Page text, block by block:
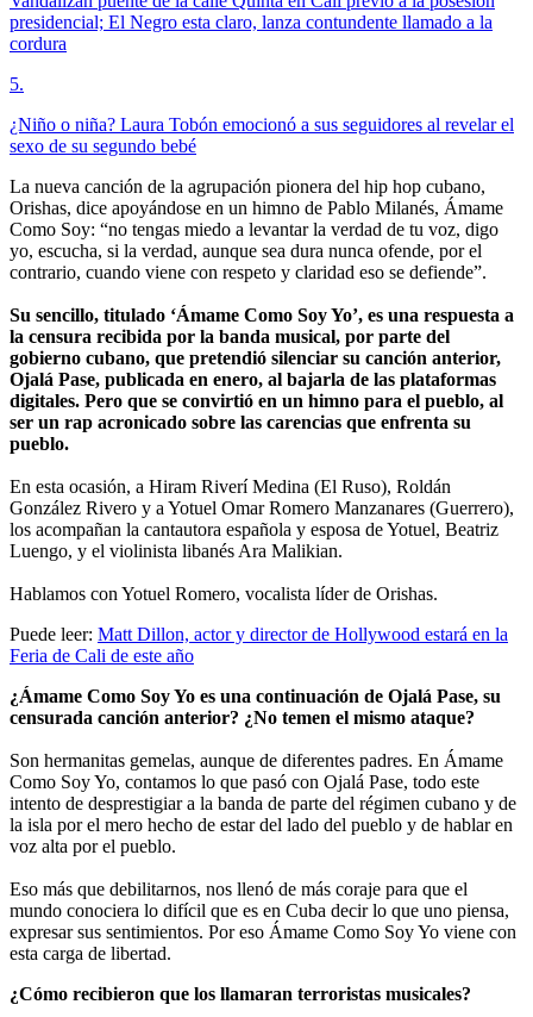
presidencial; El Negro esta claro, lanza contundente llamado a la
cordura
5.
¿Niño o niña? Laura Tobón emocionó a sus seguidores al revelar el
sexo de su segundo bebé
La nueva canción de la agrupación pionera del hip hop cubano,
Orishas, dice apoyándose en un himno de Pablo Milanés, Ámame
Como Soy: “no tengas miedo a levantar la verdad de tu voz, digo
yo, escucha, si la verdad, aunque sea dura nunca ofende, por el
contrario, cuando viene con respeto y claridad eso se defiende”.
Su sencillo, titulado ‘Ámame Como Soy Yo’, es una respuesta a
la censura recibida por la banda musical, por parte del
gobierno cubano, que pretendió silenciar su canción anterior,
Ojalá Pase, publicada en enero, al bajarla de las plataformas
digitales. Pero que se convirtió en un himno para el pueblo, al
ser un rap acronicado sobre las carencias que enfrenta su
pueblo.
En esta ocasión, a Hiram Riverí Medina (El Ruso), Roldán
González Rivero y a Yotuel Omar Romero Manzanares (Guerrero),
los acompañan la cantautora española y esposa de Yotuel, Beatriz
Luengo, y el violinista libanés Ara Malikian.
Hablamos con Yotuel Romero, vocalista líder de Orishas.
Puede leer: Matt Dillon, actor y director de Hollywood estará en la
Feria de Cali de este año
¿Ámame Como Soy Yo es una continuación de Ojalá Pase, su
censurada canción anterior? ¿No temen el mismo ataque?
Son hermanitas gemelas, aunque de diferentes padres. En Ámame
Como Soy Yo, contamos lo que pasó con Ojalá Pase, todo este
intento de desprestigiar a la banda de parte del régimen cubano y de
la isla por el mero hecho de estar del lado del pueblo y de hablar en
voz alta por el pueblo.
Eso más que debilitarnos, nos llenó de más coraje para que el
mundo conociera lo difícil que es en Cuba decir lo que uno piensa,
expresar sus sentimientos. Por eso Ámame Como Soy Yo viene con
esta carga de libertad.
¿Cómo recibieron que los llamaran terroristas musicales?